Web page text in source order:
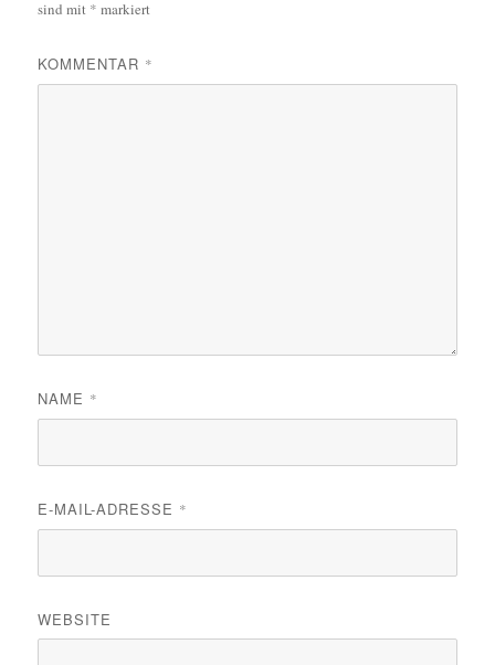
sind mit * markiert
KOMMENTAR *
NAME *
E-MAIL-ADRESSE *
WEBSITE